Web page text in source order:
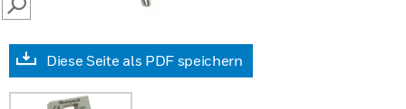
SEARCH
Diese Seite als PDF speichern